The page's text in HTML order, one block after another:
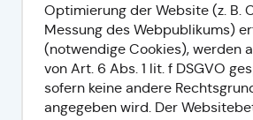
Optimierung der Website (z. B.
Messung des Webpublikums)
(notwendige Cookies), werden
von Art. 6 Abs. 1 lit. f DSGVO
sofern keine andere
angegeben wird. Der